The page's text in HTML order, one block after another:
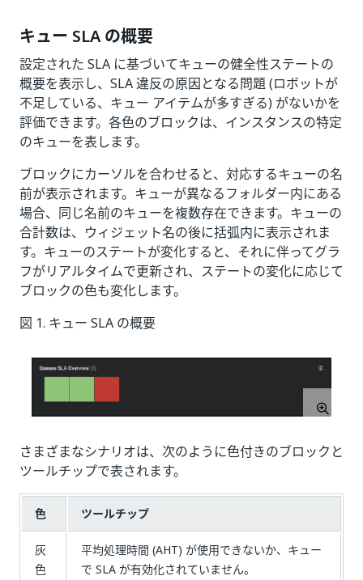
キュー SLA の概要
設定された SLA に基づいてキューの健全性ステートの
概要を表示し、SLA 違反の原因となる問題 (ロボットが
不足している、キュー アイテムが多すぎる) がないかを
評価できます。各色のブロックは、インスタンスの特定
のキューを表します。
ブロックにカーソルを合わせると、対応するキューの名
前が表示されます。キューが異なるフォルダー内にある
場合、同じ名前のキューを複数存在できます。キューの
合計数は、ウィジェット名の後に括弧内に表示されま
す。キューのステートが変化すると、それに伴ってグラ
フがリアルタイムで更新され、ステートの変化に応じて
ブロックの色も変化します。
図 1. キュー SLA の概要
さまざまなシナリオは、次のように色付きのブロックと
ツールチップで表されます。
色 ツールチップ
灰
色
平均処理時間 (AHT) が使用できないか、キュー
で SLA が有効化されていません。